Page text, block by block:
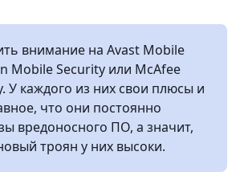
внимание на Avast Mobile
Mobile Security или McAfee
У каждого из них свои плюсы и
что они постоянно
вредоносного ПО, а значит,
троян у них высоки.